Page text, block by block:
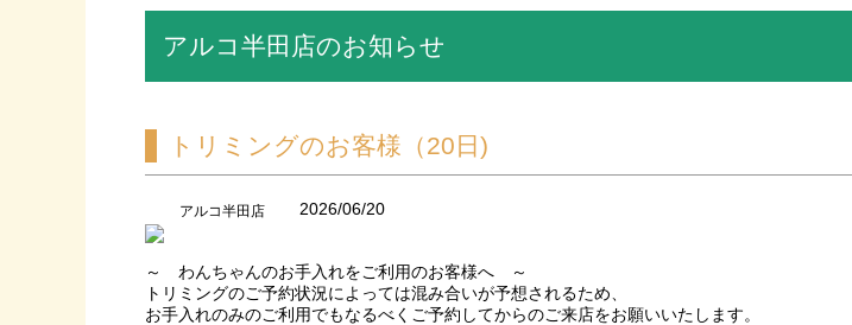
アルコ半田店のお知らせ
トリミングのお客様（20日)
アルコ半田店 2026/06/20
～ わんちゃんのお手入れをご利用のお客様へ ～
トリミングのご予約状況によっては混み合いが予想されるため、
お手入れのみのご利用でもなるべくご予約してからのご来店をお願いいたします。